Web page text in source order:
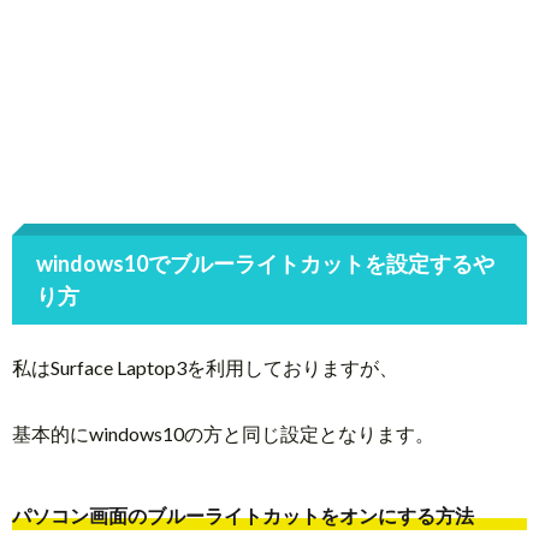
windows10でブルーライトカットを設定するや
り方
私はSurface Laptop3を利用しておりますが、
基本的にwindows10の方と同じ設定となります。
パソコン画面のブルーライトカットをオンにする方法